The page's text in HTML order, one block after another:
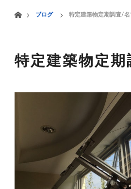
HOME
ブログ
特定建築物定期調査/
特定建築物定